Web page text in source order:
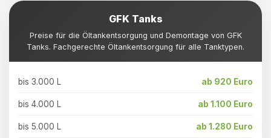
GFK Tanks
Preise für die Öltankentsorgung und Demontage von GFK
Tanks. Fachgerechte Öltankentsorgung für alle Tanktypen.
bis 3.000 L ab 920 Euro
bis 4.000 L ab 1.100 Euro
bis 5.000 L ab 1.280 Euro